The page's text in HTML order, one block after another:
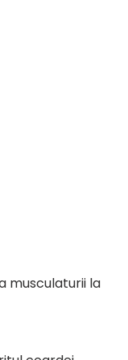
musculaturii la